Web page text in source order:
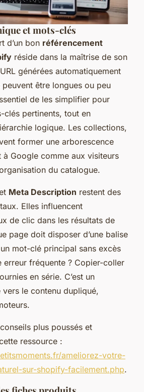
et mots-clés
d’un bon référencement
réside dans la maîtrise de son
générées automatiquement
être longues ou peu
de les simplifier pour
clés pertinents, tout en
logique. Les collections,
former une arborescence
à Google comme aux visiteurs
du catalogue.
Meta Description restent des
Elles influencent
de clic dans les résultats de
page doit disposer d’une balise
mot-clé principal sans excès
erreur fréquente ? Copier-coller
en série. C’est un
le contenu dupliqué,
plus poussés et
ressource :
ameliorez-votre-
sur-shopify-facilement.php.